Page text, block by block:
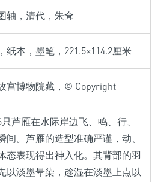
轴，清代，朱耷
纸本，墨笔，221.5×114.2厘米
宫博物院藏，© Copyright
芦雁在水际岸边飞、鸣、行、
间。芦雁的造型准确严谨，动、
态表现得出神入化。其背部的羽
以淡墨晕染，趁湿在淡墨上点以